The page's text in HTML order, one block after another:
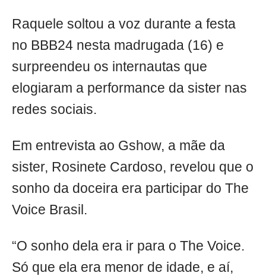
Raquele soltou a voz durante a festa
no BBB24 nesta madrugada (16) e
surpreendeu os internautas que
elogiaram a performance da sister nas
redes sociais.
Em entrevista ao Gshow, a mãe da
sister, Rosinete Cardoso, revelou que o
sonho da doceira era participar do The
Voice Brasil.
“O sonho dela era ir para o The Voice.
Só que ela era menor de idade, e aí,